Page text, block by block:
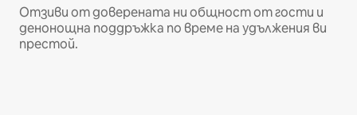
Отзиви от доверената ни общност от гости и
денонощна поддръжка по време на удължения ви
престой.